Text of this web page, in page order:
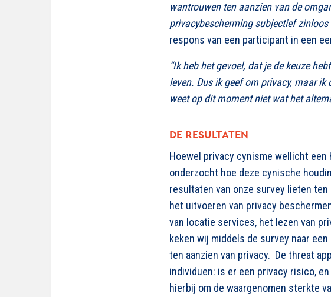
wantrouwen ten aanzien van de
privacybescherming subjectief zinloos
respons van een participant in een
“Ik heb het gevoel, dat je de keuze
leven. Dus ik geef om privacy, maar
weet op dit moment niet wat het
DE RESULTATEN
Hoewel privacy cynisme wellicht
onderzocht hoe deze cynische
resultaten van onze survey lieten
het uitvoeren van privacy
van locatie services, het lezen van
keken wij middels de survey naar een
ten aanzien van privacy. De threat
individuen: is er een privacy risico,
hierbij om de waargenomen sterkte